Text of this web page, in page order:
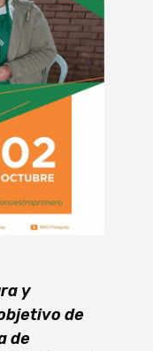
y
de
de